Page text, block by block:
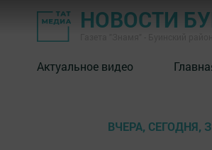
НОВОСТИ
Актуальное видео
ВЧЕРА, СЕГОДНЯ,